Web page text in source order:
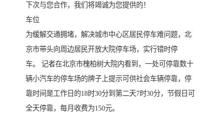
下次与您合作，我们将竭诚为您提供的！
车位
为缓解交通拥堵，解决城市中心区居民停车难问题，北
京市带头向周边居民开放大院停车场，实行错时停
车。 记者在北京市槐柏树大院内看到，一处可停靠数十
辆小汽车的停车场的牌子上提示可供社会车辆停靠，停
靠时间是工作日的18时30分到第二天7时30分，节假日可
全天停靠，每月收费为150元。